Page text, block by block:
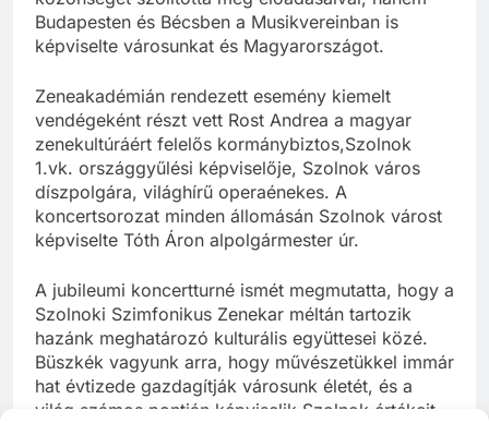
Budapesten és Bécsben a Musikvereinban is
képviselte városunkat és Magyarországot.
Zeneakadémián rendezett esemény kiemelt
vendégeként részt vett Rost Andrea a magyar
zenekultúráért felelős kormánybiztos,Szolnok
1.vk. országgyűlési képviselője, Szolnok város
díszpolgára, világhírű operaénekes. A
koncertsorozat minden állomásán Szolnok várost
képviselte Tóth Áron alpolgármester úr.
A jubileumi koncertturné ismét megmutatta, hogy a
Szolnoki Szimfonikus Zenekar méltán tartozik
hazánk meghatározó kulturális együttesei közé.
Büszkék vagyunk arra, hogy művészetükkel immár
hat évtizede gazdagítják városunk életét, és a
világ számos pontján képviselik Szolnok értékeit.